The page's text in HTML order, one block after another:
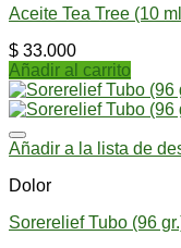
Aceite Tea Tree (10
$ 33.000
Añadir al carrito
Añadir a la lista de
Dolor
Sorerelief Tubo (96